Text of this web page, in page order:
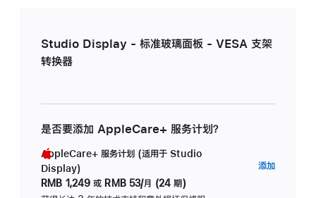
Studio Display - 标准玻璃面板 - VESA 支架
转换器
是否要添加 AppleCare+ 服务计划？
AppleCare+ 服务计划 (适用于 Studio
Display)
RMB 1,249 或 RMB 53/月 (24 期)
添加